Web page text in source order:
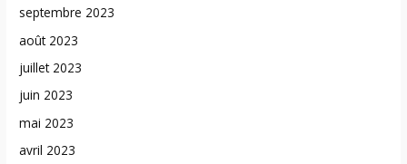
septembre 2023
août 2023
juillet 2023
juin 2023
mai 2023
avril 2023